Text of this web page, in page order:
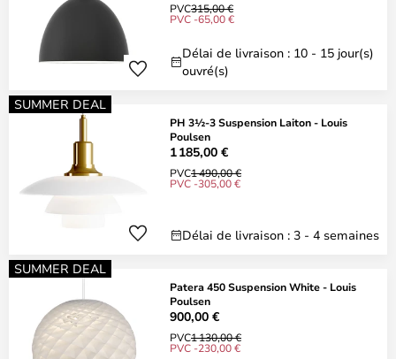
PVC315,00 €
PVC -65,00 €
Délai de livraison : 10 - 15 jour(s)
ouvré(s)
SUMMER DEAL
PH 3½-3 Suspension Laiton - Louis
Poulsen
1 185,00 €
PVC1 490,00 €
PVC -305,00 €
Délai de livraison : 3 - 4 semaines
SUMMER DEAL
Patera 450 Suspension White - Louis
Poulsen
900,00 €
PVC1 130,00 €
PVC -230,00 €